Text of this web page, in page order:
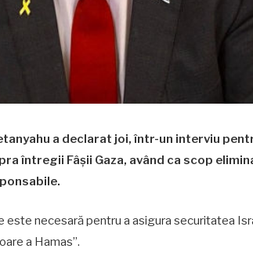
a declarat joi, într-un interviu
întregii Fâșii Gaza, având ca scop
necesară pentru a asigura securitatea
a Hamas”.